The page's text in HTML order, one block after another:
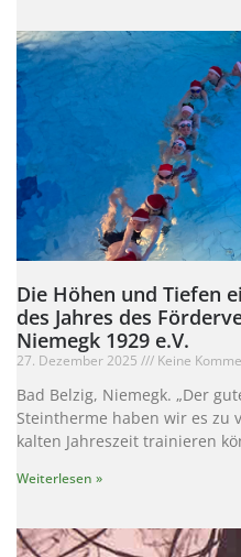
Die Höhen und Tiefen
des Jahres des
Niemegk 1929 e.V.
27. Dezember 2025 Keine
Bad Belzig, Niemegk. „Der
Steintherme haben wir es zu
kalten Jahreszeit trainieren
Weiterlesen »